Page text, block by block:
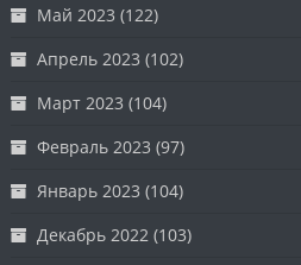
Май 2023 (122)
Апрель 2023 (102)
Март 2023 (104)
Февраль 2023 (97)
Январь 2023 (104)
Декабрь 2022 (103)